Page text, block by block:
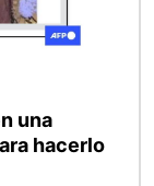
una
hacerlo